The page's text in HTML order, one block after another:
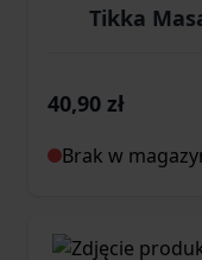
Tikka
40,90 zł
Brak w